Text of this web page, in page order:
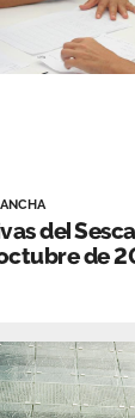
del
de